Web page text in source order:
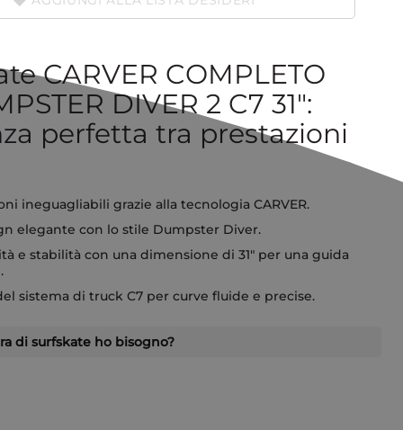
CARVER COMPLETO
DIVER 2 C7 31":
perfetta tra prestazioni
ineguagliabili grazie alla tecnologia CARVER.
elegante con lo stile Dumpster Diver.
e stabilità con una dimensione di 31" per una guida
sistema di truck C7 per curve fluide e precise.
di surfskate ho bisogno?